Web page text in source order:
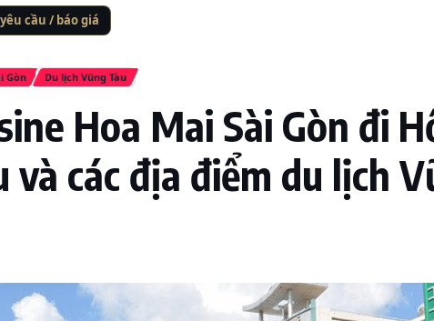
cầu / báo giá
Gòn Du lịch Vũng Tàu
Hoa Mai Sài Gòn đi
và các địa điểm du lịch